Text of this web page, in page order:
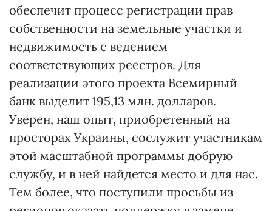
обеспечит процесс регистрации прав
собственности на земельные участки и
недвижимость с ведением
соответствующих реестров. Для
реализации этого проекта Всемирный
банк выделит 195,13 млн. долларов.
Уверен, наш опыт, приобретенный на
просторах Украины, сослужит участникам
этой масштабной программы добрую
службу, и в ней найдется место и для нас.
Тем более, что поступили просьбы из